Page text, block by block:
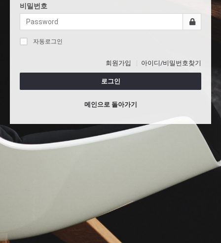
비밀번호
자동로그인
회원가입 아이디/비밀번호찾기
로그인
메인으로 돌아가기